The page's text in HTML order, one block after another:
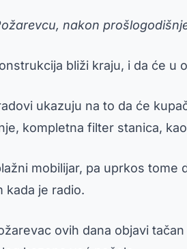
nakon
bliži kraju, i da će
ukazuju na to da će
kompletna filter stanica,
mobilijar, pa uprkos
kada je radio.
ovih dana objavi